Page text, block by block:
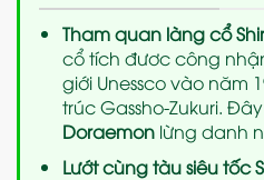
Tham quan làng cổ
cổ tích đươc công
giới Unessco vào năm
trúc Gassho-Zukuri.
Doraemonlừng danh
Lướt cùng tàu siêu tốc